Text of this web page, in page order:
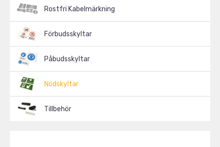
Rostfri Kabelmärkning
Förbudsskyltar
Påbudsskyltar
Nödskyltar
Tillbehör